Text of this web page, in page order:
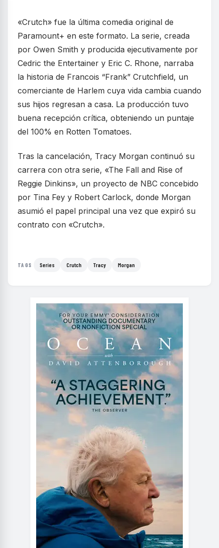
«Crutch» fue la última comedia original de
Paramount+ en este formato. La serie, creada
por Owen Smith y producida ejecutivamente por
Cedric the Entertainer y Eric C. Rhone, narraba
la historia de Francois “Frank” Crutchfield, un
comerciante de Harlem cuya vida cambia cuando
sus hijos regresan a casa. La producción tuvo
buena recepción crítica, obteniendo un puntaje
del 100% en Rotten Tomatoes.
Tras la cancelación, Tracy Morgan continuó su
carrera con otra serie, «The Fall and Rise of
Reggie Dinkins», un proyecto de NBC concebido
por Tina Fey y Robert Carlock, donde Morgan
asumió el papel principal una vez que expiró su
contrato con «Crutch».
TAGS Series Crutch Tracy Morgan